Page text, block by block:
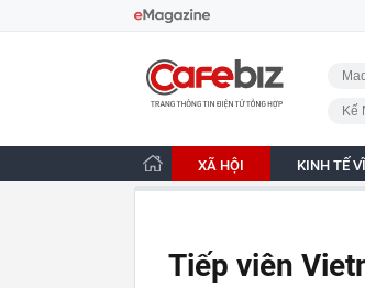
CafeBiz - Trang chủ
Kế
XÃ HỘI KINH TẾ
Tiếp viên